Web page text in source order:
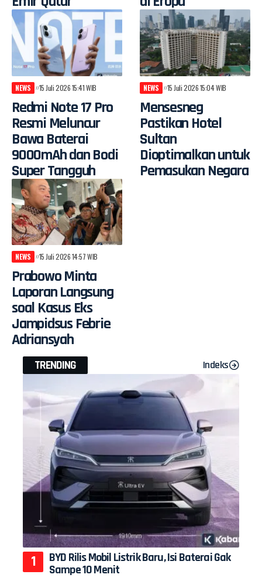
NEWS 15 Juli 2026 15:41 WIB
Redmi Note 17 Pro
Resmi Meluncur
Bawa Baterai
9000mAh dan Bodi
Super Tangguh
NEWS 15 Juli 2026 15:04 WIB
Mensesneg
Pastikan Hotel
Sultan
Dioptimalkan untuk
Pemasukan Negara
NEWS 15 Juli 2026 14:57 WIB
Prabowo Minta
Laporan Langsung
soal Kasus Eks
Jampidsus Febrie
Adriansyah
TRENDING Indeks
BYD Rilis Mobil Listrik Baru, Isi Baterai Gak
Sampe 10 Menit